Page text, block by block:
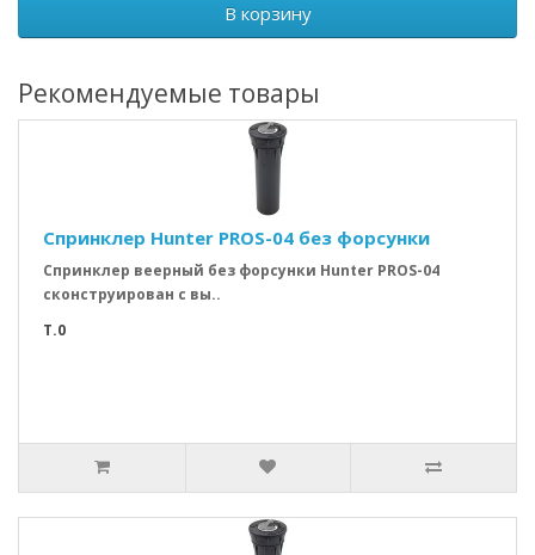
В корзину
Рекомендуемые товары
Спринклер Hunter PROS-04 без форсунки
Спринклер веерный без форсунки Hunter PROS-04
сконструирован с вы..
T.0